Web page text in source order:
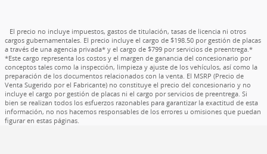
El precio no incluye impuestos, gastos de titulación, tasas de licencia ni otros
cargos gubernamentales. El precio incluye el cargo de $198.50 por gestión de placas
a través de una agencia privada* y el cargo de $799 por servicios de preentrega.*
*Este cargo representa los costos y el margen de ganancia del concesionario por
conceptos tales como la inspección, limpieza y ajuste de los vehículos, así como la
preparación de los documentos relacionados con la venta. El MSRP (Precio de
Venta Sugerido por el Fabricante) no constituye el precio del concesionario y no
incluye el cargo por gestión de placas ni el cargo por servicios de preentrega. Si
bien se realizan todos los esfuerzos razonables para garantizar la exactitud de esta
información, no nos hacemos responsables de los errores u omisiones que puedan
figurar en estas páginas.